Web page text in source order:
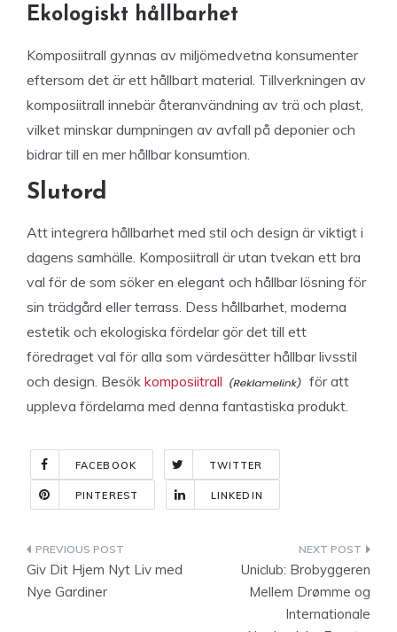
Ekologiskt hållbarhet
Komposiitrall gynnas av miljömedvetna konsumenter
eftersom det är ett hållbart material. Tillverkningen av
komposiitrall innebär återanvändning av trä och plast,
vilket minskar dumpningen av avfall på deponier och
bidrar till en mer hållbar konsumtion.
Slutord
Att integrera hållbarhet med stil och design är viktigt i
dagens samhälle. Komposiitrall är utan tvekan ett bra
val för de som söker en elegant och hållbar lösning för
sin trädgård eller terrass. Dess hållbarhet, moderna
estetik och ekologiska fördelar gör det till ett
föredraget val för alla som värdesätter hållbar livsstil
och design. Besök komposiitrall
för att
uppleva fördelarna med denna fantastiska produkt.
FACEBOOK TWITTER
PINTEREST LINKEDIN
Indlægsnavigation
Giv Dit Hjem Nyt Liv med
Nye Gardiner
Uniclub: Brobyggeren
Mellem Drømme og
Internationale